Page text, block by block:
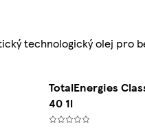
technologický olej pro
TotalEnergies
40 1l